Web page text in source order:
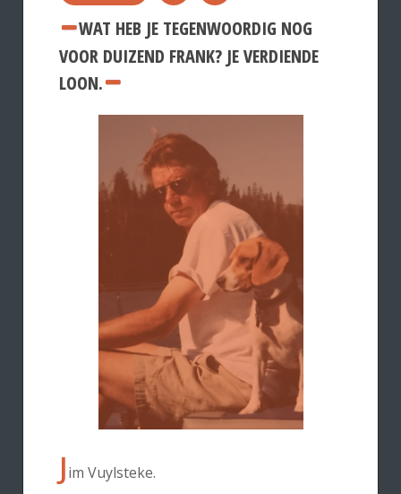
WAT HEB JE TEGENWOORDIG NOG
VOOR DUIZEND FRANK? JE VERDIENDE
LOON.
Jim Vuylsteke.